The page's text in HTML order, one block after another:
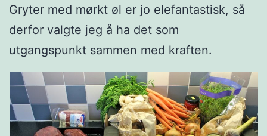
Gryter med mørkt øl er jo elefantastisk, så
derfor valgte jeg å ha det som
utgangspunkt sammen med kraften.